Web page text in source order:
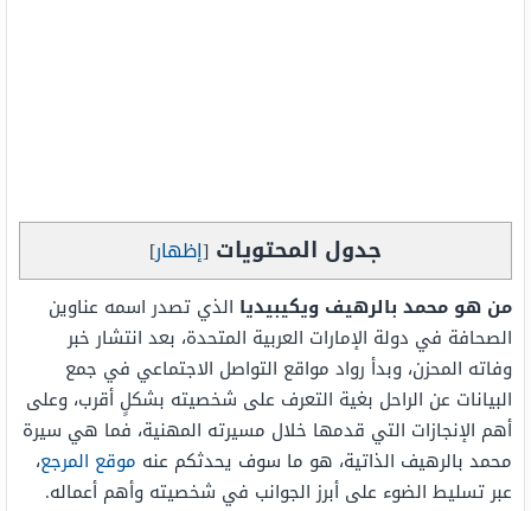
جدول المحتويات [إظهار]
من هو محمد بالرهيف ويكيبيديا الذي تصدر اسمه عناوين
الصحافة في دولة الإمارات العربية المتحدة، بعد انتشار خبر
وفاته المحزن، وبدأ رواد مواقع التواصل الاجتماعي في جمع
البيانات عن الراحل بغية التعرف على شخصيته بشكلٍ أقرب، وعلى
أهم الإنجازات التي قدمها خلال مسيرته المهنية، فما هي سيرة
محمد بالرهيف الذاتية، هو ما سوف يحدثكم عنه موقع المرجع،
عبر تسليط الضوء على أبرز الجوانب في شخصيته وأهم أعماله.